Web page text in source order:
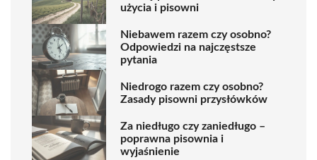
użycia i pisowni
Niebawem razem czy osobno?
Odpowiedzi na najczęstsze
pytania
Niedrogo razem czy osobno?
Zasady pisowni przysłówków
Za niedługo czy zaniedługo –
poprawna pisownia i
wyjaśnienie